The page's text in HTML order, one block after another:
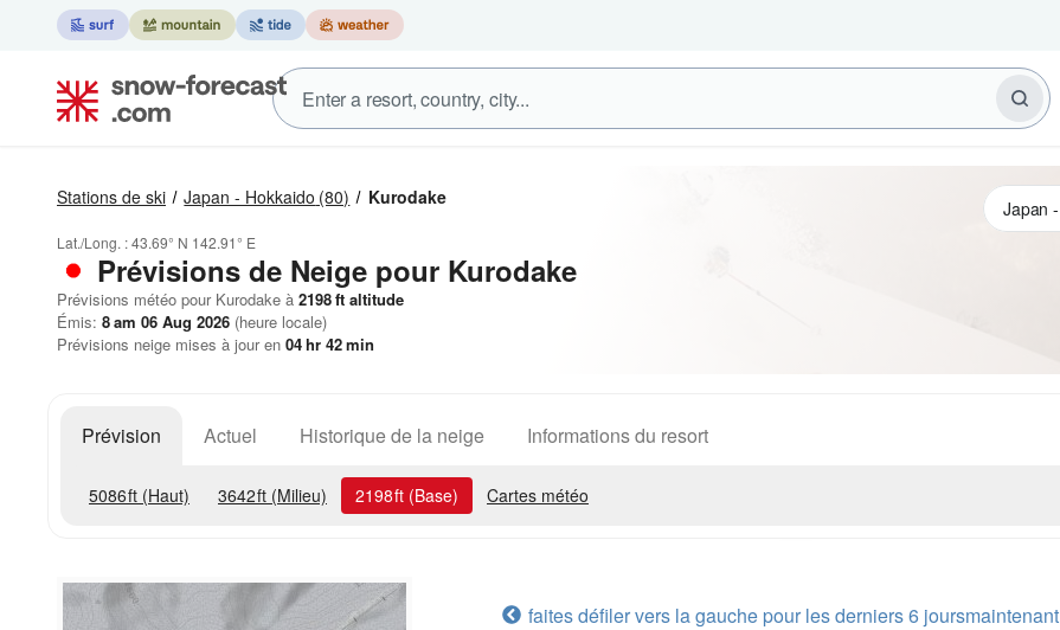
Stations de ski Japan - Hokkaido (80) Kurodake
Lat./Long. :43.69° N 142.91° E
Prévisions de Neige pour Kurodake
Prévisions météo pour Kurodake à 2198ft altitude
Émis: 8 am 06 Aug 2026 (heure locale)
Prévisions neige mises à jour en 04hr 42min
Prévision Actuel Historique de la neige Informations du resort
5086ft (Haut) 3642ft (Milieu) 2198ft (Base) Cartes météo
faites défiler vers la gauche pour les derniers 6 joursmaintenant